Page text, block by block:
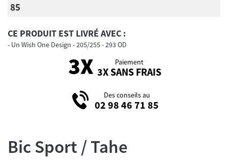
85
CE PRODUIT EST LIVRÉ AVEC :
Un Wish One Design - 205/255 - 293 OD
Paiement
3X SANS FRAIS
Des conseils au
02 98 46 71 85
Bic Sport / Tahe